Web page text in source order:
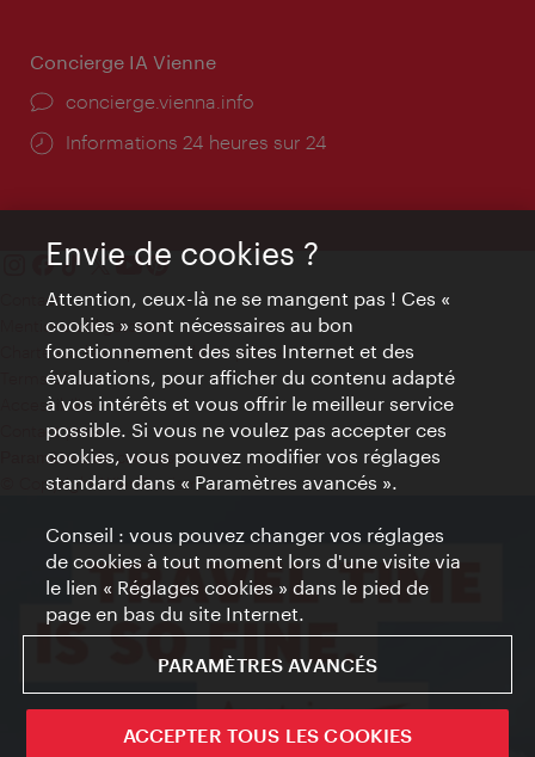
Concierge IA Vienne
Ort:
concierge.vienna.info
Öffnungszeiten:
Informations 24 heures sur 24
Contact
Mentions obligatoires
Charte sur le respect de la vie privée
Terms of Use
Accessibilité
Contact presse
Paramètres de cookies
© Copyright WienTourismus
Envie de cookies ?
Attention, ceux-là ne se mangent pas ! Ces «
cookies » sont nécessaires au bon
fonctionnement des sites Internet et des
évaluations, pour afficher du contenu adapté
à vos intérêts et vous offrir le meilleur service
possible. Si vous ne voulez pas accepter ces
cookies, vous pouvez modifier vos réglages
standard dans « Paramètres avancés ».
Conseil : vous pouvez changer vos réglages
de cookies à tout moment lors d'une visite via
le lien « Réglages cookies » dans le pied de
page en bas du site Internet.
PARAMÈTRES AVANCÉS
ACCEPTER TOUS LES COOKIES